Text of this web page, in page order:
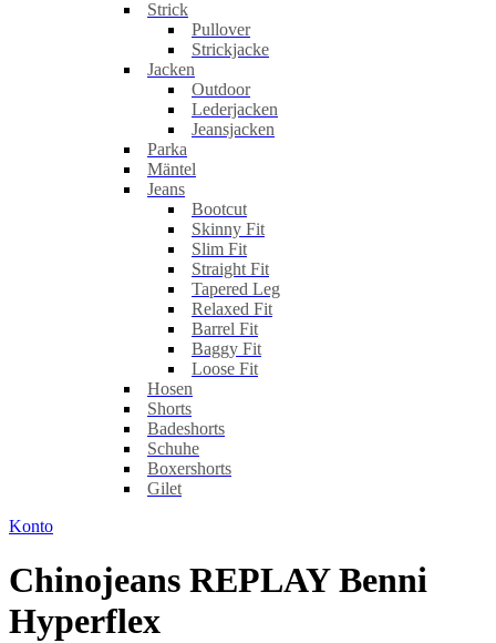
Strick
Pullover
Strickjacke
Jacken
Outdoor
Lederjacken
Jeansjacken
Parka
Mäntel
Jeans
Bootcut
Skinny Fit
Slim Fit
Straight Fit
Tapered Leg
Relaxed Fit
Barrel Fit
Baggy Fit
Loose Fit
Hosen
Shorts
Badeshorts
Schuhe
Boxershorts
Gilet
Konto
Chinojeans REPLAY Benni
Hyperflex